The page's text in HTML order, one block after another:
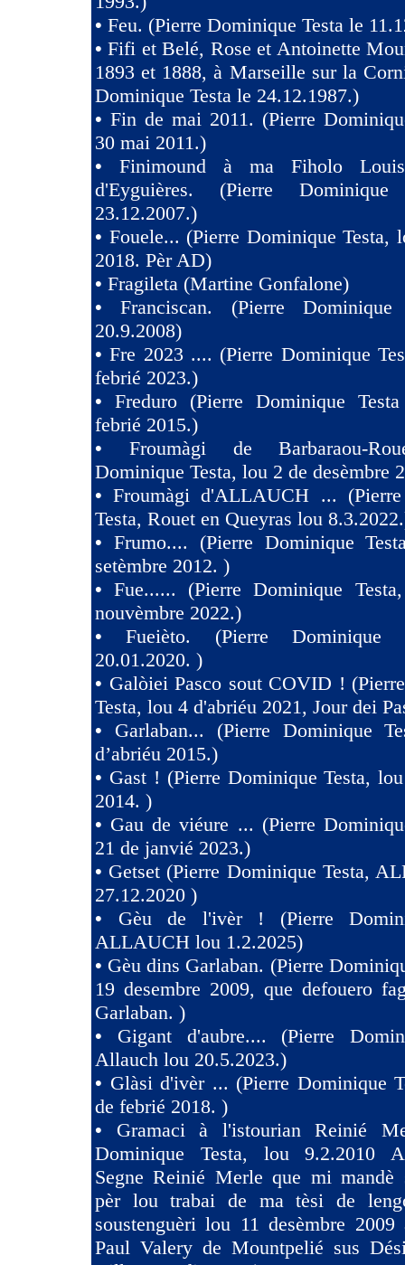
• Feu. (Pierre Dominique Testa le
•Fifi et Belé, Rose et Antoinette
1893 et 1888, à Marseille sur la
Dominique Testa le 24.12.1987.)
• Fin de mai 2011. (Pierre
30 mai 2011.)
• Finimound à ma Fiholo
d'Eyguières. (Pierre
23.12.2007.)
• Fouele... (Pierre Dominique Testa,
2018. Pèr AD)
• Fragileta (Martine Gonfalone)
•Franciscan. (Pierre
20.9.2008)
•Fre 2023 .... (Pierre Dominique
febrié 2023.)
• Freduro (Pierre Dominique
febrié 2015.)
• Froumàgi de Barbaraou-
Dominique Testa, lou 2 de desèmbre
•Froumàgi d'ALLAUCH ...
Testa, Rouet en Queyras lou
• Frumo.... (Pierre Dominique
setèmbre 2012. )
•Fue...... (Pierre Dominique
nouvèmbre 2022.)
•Fueièto. (Pierre Dominique
20.01.2020. )
• Galòiei Pasco sout COVID !
Testa, lou 4 d'abriéu 2021, Jour dei
• Garlaban... (Pierre Dominique
d’abriéu 2015.)
• Gast ! (Pierre Dominique Testa,
2014. )
• Gau de viéure ... (Pierre
21 de janvié 2023.)
• Getset (Pierre Dominique Testa,
27.12.2020 )
• Gèu de l'ivèr ! (Pierre
ALLAUCH lou 1.2.2025)
• Gèu dins Garlaban. (Pierre
19 desembre 2009, que defouero
Garlaban. )
• Gigant d'aubre.... (Pierre
Allauch lou 20.5.2023.)
• Glàsi d'ivèr ... (Pierre Dominique
de febrié 2018. )
• Gramaci à l'istourian Reinié
Dominique Testa, lou 9.2.2010
Segne Reinié Merle que mi mandè
pèr lou trabai de ma tèsi de
soustenguèri lou 11 desèmbre
Paul Valery de Mountpelié sus